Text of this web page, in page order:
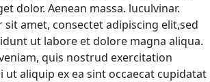
dolor. Aenean massa. luculvinar.
amet, consectet adipiscing elit,sed
ut labore et dolore magna aliqua.
quis nostrud exercitation
ut aliquip ex ea sint occaecat cupidatat